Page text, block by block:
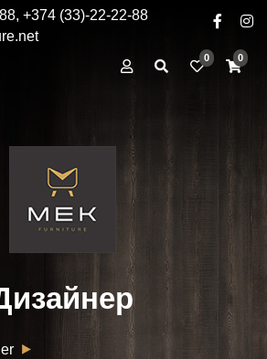
+374 (33)-22-22-88
0 0